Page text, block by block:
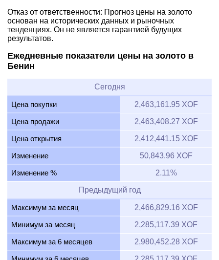
Отказ от ответственности: Прогноз цены на золото
основан на исторических данных и рыночных
тенденциях. Он не является гарантией будущих
результатов.
Ежедневные показатели цены на золото в
Бенин
Сегодня
Цена покупки 2,463,161.95 XOF
Цена продажи 2,463,408.27 XOF
Цена открытия 2,412,441.15 XOF
Изменение 50,843.96 XOF
Изменение % 2.11%
Предыдущий год
Максимум за месяц 2,466,829.16 XOF
Минимум за месяц 2,285,117.39 XOF
Максимум за 6 месяцев 2,980,452.28 XOF